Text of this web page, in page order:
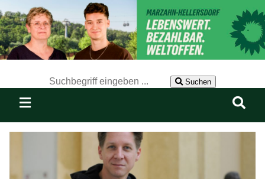
Suchen